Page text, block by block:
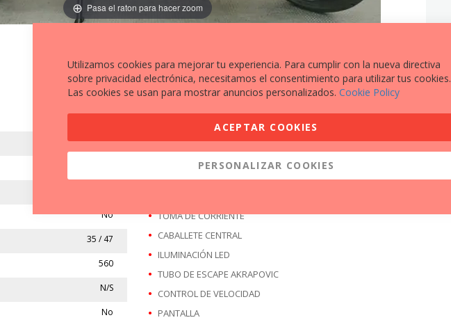
Pasa el raton para hacer zoom
8.724
No
35 / 47
560
N/S
No
EXTRAS A DESTACAR
ASIENTO CALEFACTABLE
TOMA DE CORRIENTE
CABALLETE CENTRAL
ILUMINACIÓN LED
TUBO DE ESCAPE AKRAPOVIC
CONTROL DE VELOCIDAD
PANTALLA
Utilizamos cookies para mejorar tu experiencia. Para cumplir con la nueva directiva
sobre privacidad electrónica, necesitamos el consentimiento para utilizar tus cookies.
Las cookies se usan para mostrar anuncios personalizados. Cookie Policy
ACEPTAR COOKIES
PERSONALIZAR COOKIES